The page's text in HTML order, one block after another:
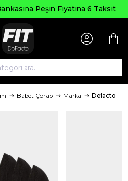
Peşin Fiyatına 6 Taksit
Babet Çorap Marka Defacto